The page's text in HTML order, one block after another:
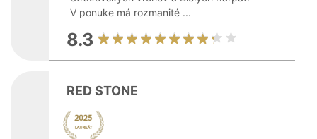
V ponuke má rozmanité ...
8.3
RED STONE